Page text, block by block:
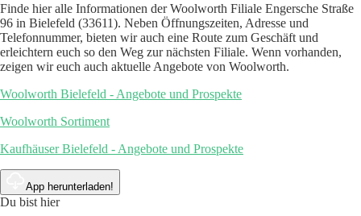
Finde hier alle Informationen der Woolworth Filiale Engersche Straße
96 in Bielefeld (33611). Neben Öffnungszeiten, Adresse und
Telefonnummer, bieten wir auch eine Route zum Geschäft und
erleichtern euch so den Weg zur nächsten Filiale. Wenn vorhanden,
zeigen wir euch auch aktuelle Angebote von Woolworth.
Woolworth Bielefeld - Angebote und Prospekte
Woolworth Sortiment
Kaufhäuser Bielefeld - Angebote und Prospekte
App herunterladen!
Du bist hier